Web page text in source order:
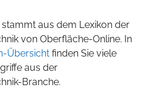
stammt aus dem Lexikon der
von Oberfläche-Online. In
Übersicht finden Sie viele
aus der
Branche.